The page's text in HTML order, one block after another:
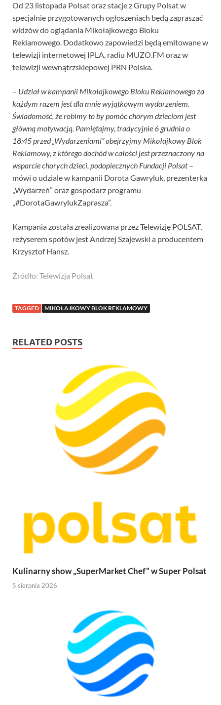
Od 23 listopada Polsat oraz stacje z Grupy Polsat w
specjalnie przygotowanych ogłoszeniach będą zapraszać
widzów do oglądania Mikołajkowego Bloku
Reklamowego. Dodatkowo zapowiedzi będą emitowane w
telewizji internetowej IPLA, radiu MUZO.FM oraz w
telewizji wewnątrzsklepowej PRN Polska.
– Udział w kampanii Mikołajkowego Bloku Reklamowego za
każdym razem jest dla mnie wyjątkowym wydarzeniem.
Świadomość, że robimy to by pomóc chorym dzieciom jest
główną motywacją. Pamiętajmy, tradycyjnie 6 grudnia o
18:45 przed „Wydarzeniami” obejrzyjmy Mikołajkowy Blok
Reklamowy, z którego dochód w całości jest przeznaczony na
wsparcie chorych dzieci, podopiecznych Fundacji Polsat–
mówi o udziale w kampanii Dorota Gawryluk, prezenterka
„Wydarzeń” oraz gospodarz programu
„#DorotaGawrylukZaprasza”.
Kampania została zrealizowana przez Telewizję POLSAT,
reżyserem spotów jest Andrzej Szajewski a producentem
Krzysztof Hansz.
Źródło: Telewizja Polsat
TAGGED MIKOŁAJKOWY BLOK REKLAMOWY
RELATED POSTS
Kulinarny show „SuperMarket Chef” w Super Polsat
5 sierpnia 2026